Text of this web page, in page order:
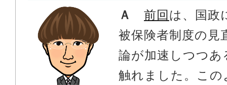
Ａ 前回 は、国政
被保険者制度の見
論が加速しつつ
触れました。こ